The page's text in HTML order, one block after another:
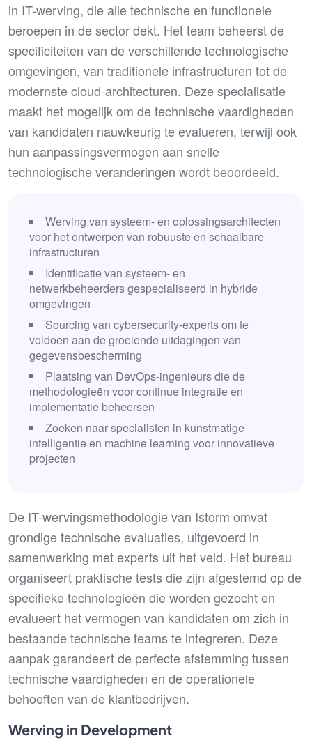
in IT-werving, die alle technische en functionele
beroepen in de sector dekt. Het team beheerst de
specificiteiten van de verschillende technologische
omgevingen, van traditionele infrastructuren tot de
modernste cloud-architecturen. Deze specialisatie
maakt het mogelijk om de technische vaardigheden
van kandidaten nauwkeurig te evalueren, terwijl ook
hun aanpassingsvermogen aan snelle
technologische veranderingen wordt beoordeeld.
Werving van systeem- en oplossingsarchitecten
voor het ontwerpen van robuuste en schaalbare
infrastructuren
Identificatie van systeem- en
netwerkbeheerders gespecialiseerd in hybride
omgevingen
Sourcing van cybersecurity-experts om te
voldoen aan de groeiende uitdagingen van
gegevensbescherming
Plaatsing van DevOps-ingenieurs die de
methodologieën voor continue integratie en
implementatie beheersen
Zoeken naar specialisten in kunstmatige
intelligentie en machine learning voor innovatieve
projecten
De IT-wervingsmethodologie van Istorm omvat
grondige technische evaluaties, uitgevoerd in
samenwerking met experts uit het veld. Het bureau
organiseert praktische tests die zijn afgestemd op de
specifieke technologieën die worden gezocht en
evalueert het vermogen van kandidaten om zich in
bestaande technische teams te integreren. Deze
aanpak garandeert de perfecte afstemming tussen
technische vaardigheden en de operationele
behoeften van de klantbedrijven.
Werving in Development